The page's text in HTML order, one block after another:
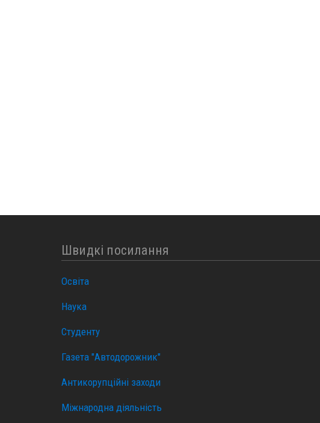
Швидкі посилання
Освіта
Наука
Студенту
Газета "Автодорожник"
Антикорупційні заходи
Міжнародна діяльність